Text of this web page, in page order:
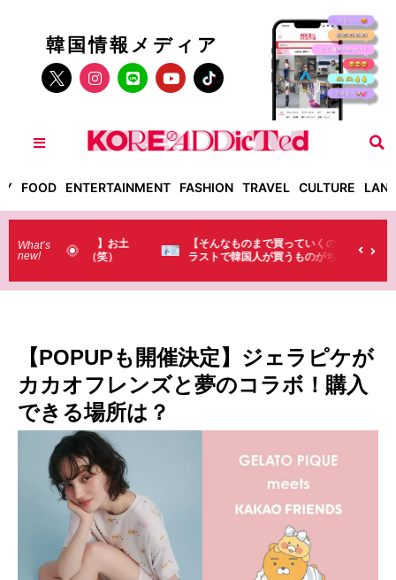
韓国情報メディア
FOOD ENTERTAINMENT FASHION TRAVEL CULTURE
What’s
new!
！】お土
（笑）
【そんなものまで買っていくの？】日本のド
ラストで韓国人が買うものがちょっと…
【POPUPも開催決定】ジェラピケが
カカオフレンズと夢のコラボ！購入
できる場所は？